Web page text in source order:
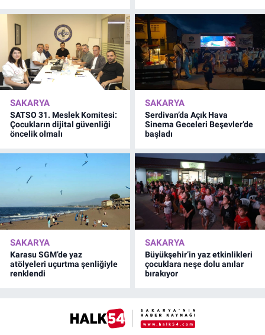
SAKARYA
SATSO 31. Meslek Komitesi:
Çocukların dijital güvenliği
öncelik olmalı
SAKARYA
Serdivan’da Açık Hava
Sinema Geceleri Beşevler’de
başladı
SAKARYA
Karasu SGM’de yaz
atölyeleri uçurtma şenliğiyle
renklendi
SAKARYA
Büyükşehir’in yaz etkinlikleri
çocuklara neşe dolu anılar
bırakıyor